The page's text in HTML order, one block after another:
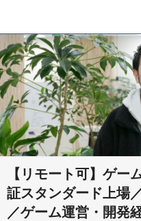
【リモート可】ゲー
証スタンダード上場
／ゲーム運営・開発